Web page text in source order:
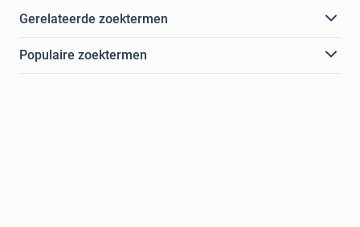
Gerelateerde zoektermen
Populaire zoektermen